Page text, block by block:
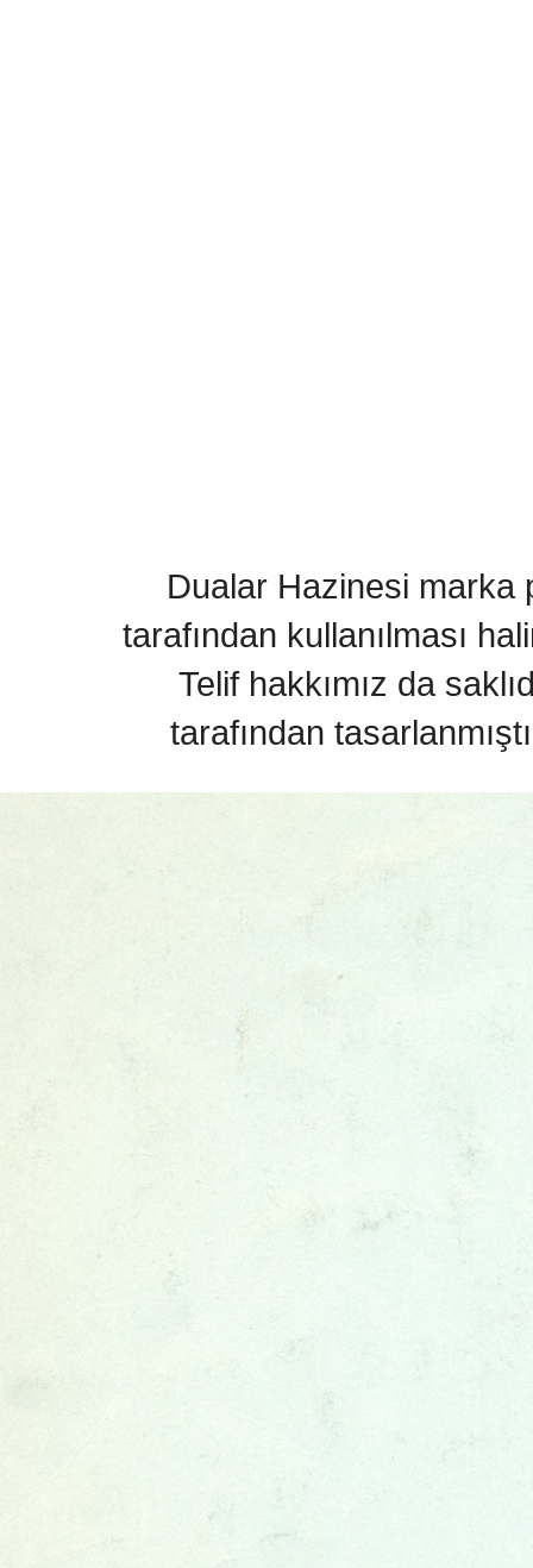
Dualar Hazinesi marka
tarafından kullanılması
Telif hakkımız da
tarafından